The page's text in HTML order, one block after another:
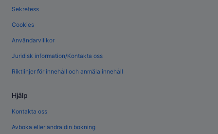
Sekretess
Cookies
Användarvillkor
Juridisk information/Kontakta oss
Riktlinjer för innehåll och anmäla innehåll
Hjälp
Kontakta oss
Avboka eller ändra din bokning